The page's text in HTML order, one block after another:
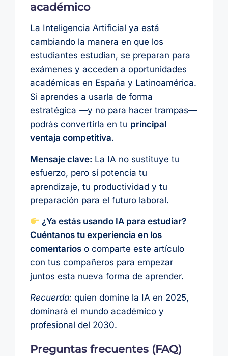
académico
La Inteligencia Artificial ya está
cambiando la manera en que los
estudiantes estudian, se preparan para
exámenes y acceden a oportunidades
académicas en España y Latinoamérica.
Si aprendes a usarla de forma
estratégica —y no para hacer trampas—
podrás convertirla en tu principal
ventaja competitiva.
Mensaje clave: La IA no sustituye tu
esfuerzo, pero sí potencia tu
aprendizaje, tu productividad y tu
preparación para el futuro laboral.
¿Ya estás usando IA para estudiar?
Cuéntanos tu experiencia en los
comentarioso comparte este artículo
con tus compañeros para empezar
juntos esta nueva forma de aprender.
Recuerda: quien domine la IA en 2025,
dominará el mundo académico y
profesional del 2030.
Preguntas frecuentes (FAQ)